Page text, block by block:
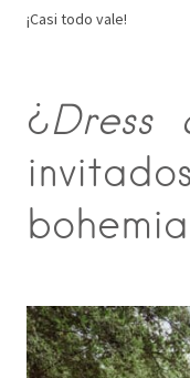
¡Casi todo vale!
¿Dress